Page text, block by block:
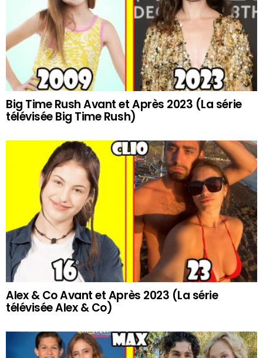
Big Time Rush Avant et Après 2023 (La série
télévisée Big Time Rush)
Alex & Co Avant et Après 2023 (La série
télévisée Alex & Co)